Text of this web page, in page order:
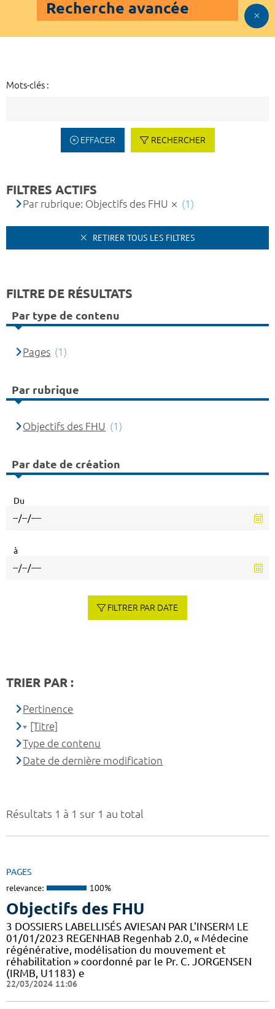
Recherche avancée
Mots-clés :
EFFACER RECHERCHER
Résultats 1 à 1 sur 1 au total
PAGES
relevance: 100%
Objectifs des FHU
3 DOSSIERS LABELLISÉS AVIESAN PAR L'INSERM LE
01/01/2023 REGENHAB Regenhab 2.0, « Médecine
régénérative, modélisation du mouvement et
réhabilitation » coordonné par le Pr. C. JORGENSEN
(IRMB, U1183) e
22/03/2024 11:06
FILTRES ACTIFS
Par rubrique: Objectifs des FHU (1)
RETIRER TOUS LES FILTRES
FILTRE DE RÉSULTATS
Par type de contenu
Pages (1)
Par rubrique
Objectifs des FHU (1)
Par date de création
Du
à
FILTRER PAR DATE
TRIER PAR :
Pertinence
[Titre]
Type de contenu
Date de dernière modification